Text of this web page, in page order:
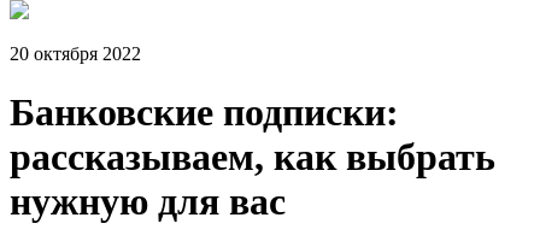
20 октября 2022
Банковские подписки:
рассказываем, как выбрать
нужную для вас